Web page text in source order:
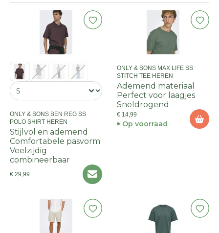
ONLY & SONS BEN REG SS
POLO SHIRT HEREN
Stijlvol en ademend
Comfortabele pasvorm
Veelzijdig
combineerbaar
€ 29,99
ONLY & SONS MAX LIFE SS
STITCH TEE HEREN
Ademend materiaal
Perfect voor laagjes
Sneldrogend
€ 14,99
Op voorraad